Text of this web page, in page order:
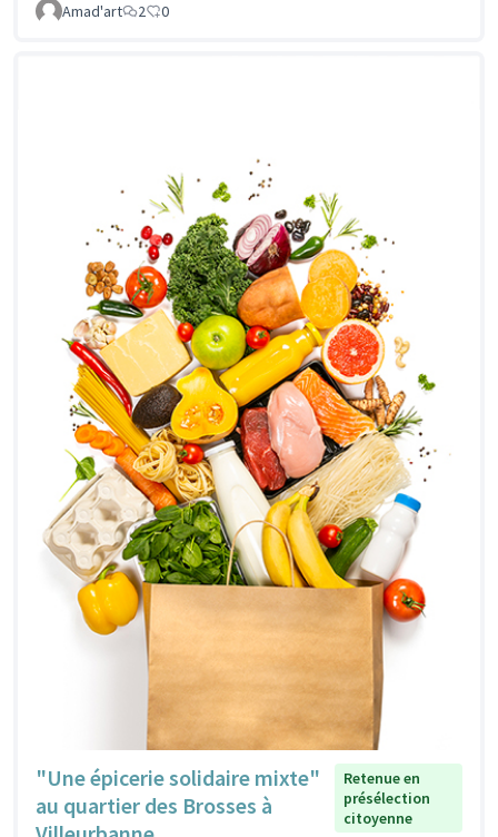
Amad'art 2 0
"Une épicerie solidaire mixte"
au quartier des Brosses à
Retenue en
présélection
citoyenne